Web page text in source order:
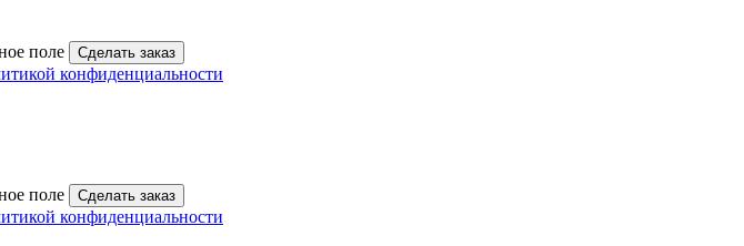
поле Сделать заказ
конфиденциальности
поле Сделать заказ
конфиденциальности